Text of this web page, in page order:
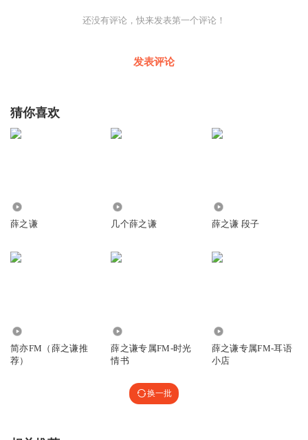
还没有评论，快来发表第一个评论！
发表评论
猜你喜欢
薛之谦 几个薛之谦 薛之谦 段子
简亦FM（薛之谦推
荐）
薛之谦专属FM-时光
情书
薛之谦专属FM-耳语
小店
换一批